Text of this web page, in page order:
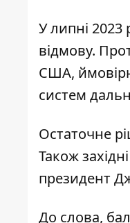
У липні
відмову.
США,
систем
Остаточне
Також
президент
До слова,